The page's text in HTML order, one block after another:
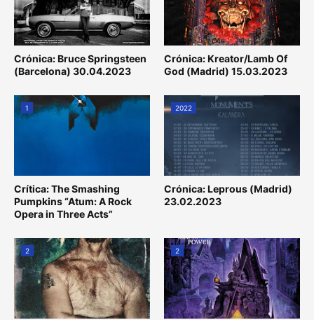
Crónica: Bruce Springsteen
(Barcelona) 30.04.2023
Crónica: Kreator/Lamb Of
God (Madrid) 15.03.2023
1
Crítica: The Smashing
Pumpkins “Atum: A Rock
Opera in Three Acts”
2022
Crónica: Leprous (Madrid)
23.02.2023
2 2